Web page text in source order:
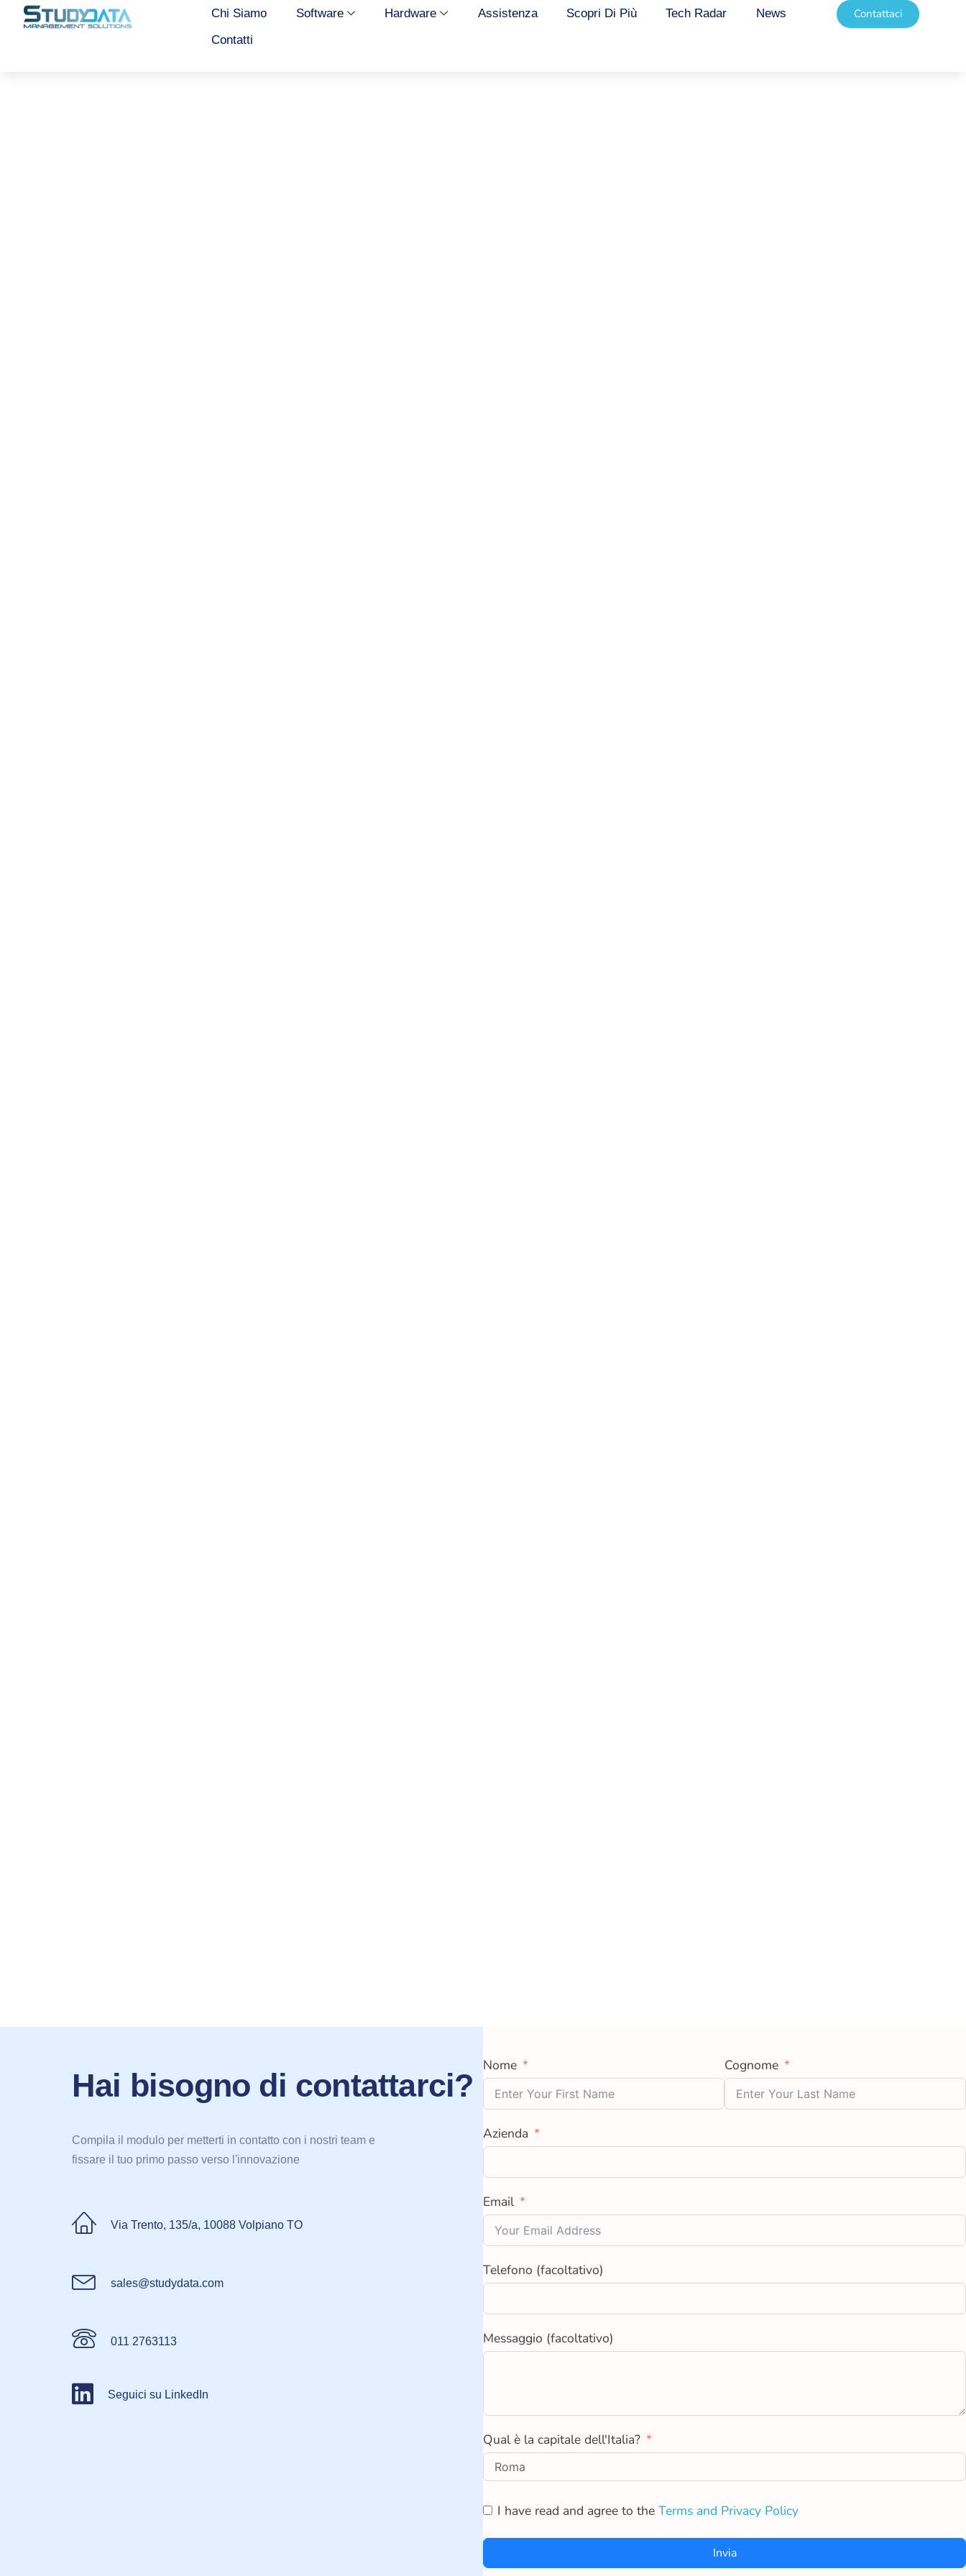
Chi Siamo Software Hardware Assistenza Scopri Di Più Tech Radar
News
Contatti
Contattaci
Hai bisogno di contattarci?
Compila il modulo per metterti in contatto con i nostri team e
fissare il tuo primo passo verso l'innovazione
Via Trento, 135/a, 10088 Volpiano TO
sales@studydata.com
011 2763113
Seguici su LinkedIn
Nome Cognome
Azienda
Email
Telefono (facoltativo)
Messaggio (facoltativo)
Qual è la capitale dell'Italia?
I have read and agree to the Terms and Privacy Policy
Invia